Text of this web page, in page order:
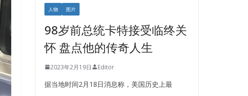
人物 图片
98岁前总统卡特接受临终关
怀 盘点他的传奇人生
2023年2月19日 Editor
据当地时间2月18日消息称，美国历史上最